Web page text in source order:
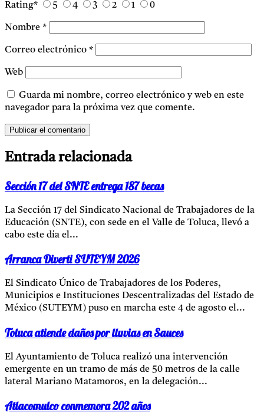
Rating* 5 4 3 2 1 0
Nombre *
Correo electrónico *
Web
Guarda mi nombre, correo electrónico y web en este
navegador para la próxima vez que comente.
Entrada relacionada
Sección 17 del SNTE entrega 187 becas
La Sección 17 del Sindicato Nacional de Trabajadores de la
Educación (SNTE), con sede en el Valle de Toluca, llevó a
cabo este día el...
Arranca Diverti SUTEYM 2026
El Sindicato Único de Trabajadores de los Poderes,
Municipios e Instituciones Descentralizadas del Estado de
México (SUTEYM) puso en marcha este 4 de agosto el...
Toluca atiende daños por lluvias en Sauces
El Ayuntamiento de Toluca realizó una intervención
emergente en un tramo de más de 50 metros de la calle
lateral Mariano Matamoros, en la delegación...
Atlacomulco conmemora 202 años